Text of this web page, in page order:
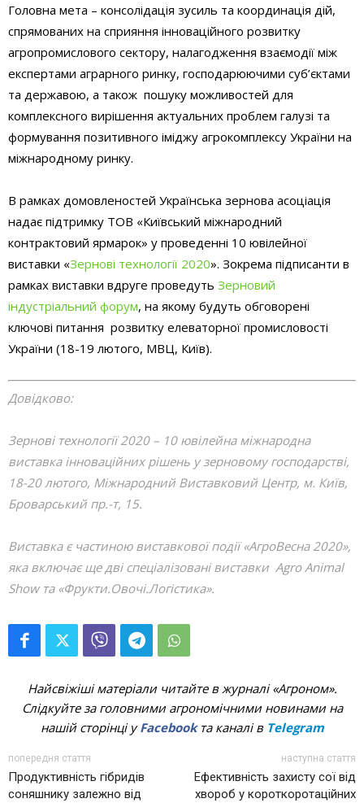
Головна мета – консолідація зусиль та координація дій,
спрямованих на сприяння інноваційного розвитку
агропромислового сектору, налагодження взаємодії між
експертами аграрного ринку, господарюючими суб’єктами
та державою, а також пошуку можливостей для
комплексного вирішення актуальних проблем галузі та
формування позитивного іміджу агрокомплексу України на
міжнародному ринку.
В рамках домовленостей Українська зернова асоціація
надає підтримку ТОВ «Київський міжнародний
контрактовий ярмарок» у проведенні 10 ювілейної
виставки «Зернові технології 2020». Зокрема підписанти в
рамках виставки вдруге проведуть Зерновий
індустріальний форум, на якому будуть обговорені
ключові питання розвитку елеваторної промисловості
України (18-19 лютого, МВЦ, Київ).
Довідково:
Зернові технології 2020 – 10 ювілейна міжнародна
виставка інноваційних рішень у зерновому господарстві,
18-20 лютого, Міжнародний Виставковий Центр, м. Київ,
Броварський пр.-т, 15.
Виставка є частиною виставкової події «АгроВесна 2020»,
яка включає ще дві спеціалізовані виставки Agro Animal
Show та «Фрукти.Овочі.Логістика».
Найсвіжіші матеріали читайте в журналі «Агроном».
Слідкуйте за головними агрономічними новинами на
нашій сторінці уFacebookта каналі в Telegram
попередня стаття
Продуктивність гібридів
соняшнику залежно від
наступна стаття
Ефективність захисту сої від
хвороб у короткоротаційних